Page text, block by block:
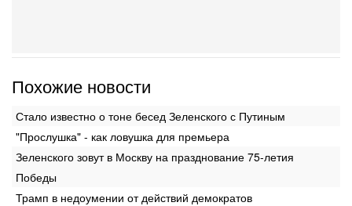
Похожие новости
Стало известно о тоне бесед Зеленского с Путиным
"Прослушка" - как ловушка для премьера
Зеленского зовут в Москву на празднование 75-летия
Победы
Трамп в недоумении от действий демократов